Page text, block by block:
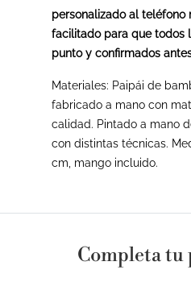
personalizado al teléfono
facilitado para que todos
punto y confirmados
Materiales: Paipái de
fabricado a mano con
calidad. Pintado a mano
con distintas técnicas.
cm, mango incluido.
Completa tu